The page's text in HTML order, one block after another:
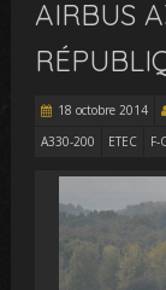
AIRBUS
18 octobre 2014
A330-200
ETEC F-